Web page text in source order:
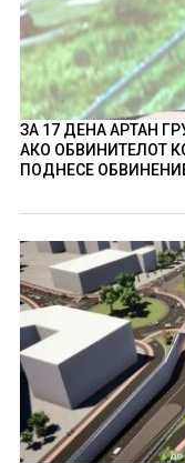
ЗА 17 ДЕНА АРТАН
АКО ОБВИНИТЕЛОТ
ПОДНЕСЕ